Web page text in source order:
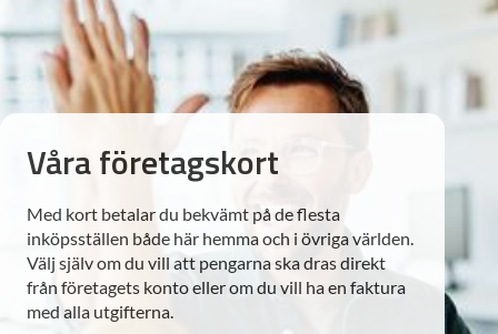
Våra företagskort
Med kort betalar du bekvämt på de flesta
inköpsställen både här hemma och i övriga världen.
Välj själv om du vill att pengarna ska dras direkt
från företagets konto eller om du vill ha en faktura
med alla utgifterna.